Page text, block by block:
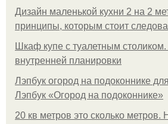
Дизайн маленькой кухни 2 на 2
принципы, которым стоит
Шкаф купе с туалетным
внутренней планировки
Лэпбук огород на подоконнике
Лэпбук «Огород на подоконнике»
20 кв метров это сколько метров.